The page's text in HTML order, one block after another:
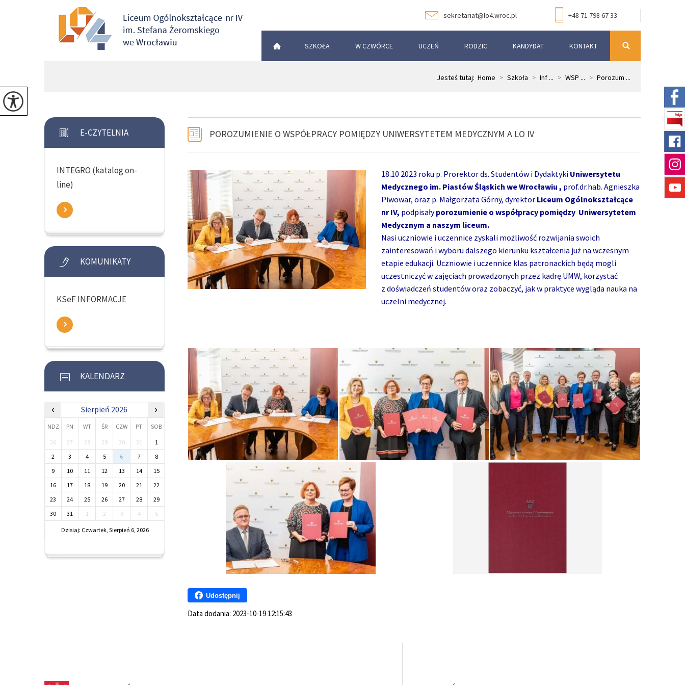
sekretariat@lo4.wroc.pl +48 71 798 67 33
SZKOŁA W CZWÓRCE UCZEŃ RODZIC KANDYDAT KONTAKT
Jesteś tutaj: Home > Szkoła > Inf ... > WSP ... > Porozum ...
POROZUMIENIE O WSPÓŁPRACY POMIĘDZY UNIWERSYTETEM MEDYCZNYM A LO IV
18.10 2023 roku p. Prorektor ds. Studentów i DydaktykiUniwersytetu
Medycznego im. Piastów Śląskich we Wrocławiu , prof.dr.hab. Agnieszka
Piwowar, oraz p. Małgorzata Górny, dyrektorLiceum Ogólnokształcące
nr IV, podpisałyporozumienie o współpracy pomiędzy Uniwersytetem
Medycznym a naszym liceum.
Nasi uczniowie i uczennice zyskali możliwość rozwijania swoich
zainteresowań i wyboru dalszego kierunku kształcenia już na wczesnym
etapie edukacji. Uczniowie i uczennice klas patronackich będą mogli
uczestniczyć w zajęciach prowadzonych przez kadrę UMW, korzystać
z doświadczeń studentów oraz zobaczyć, jak w praktyce wygląda nauka na
uczelni medycznej.
Udostępnij
Data dodania: 2023-10-19 12:15:43
E-CZYTELNIA
INTEGRO (katalog on-
line)
KOMUNIKATY
KSeF INFORMACJE
KALENDARZ
‹ Sierpień 2026 ›
NDZ PN WT ŚR CZW PT SOB
26 27 28 29 30 31
1
2
3 4 5 6 7
8
9
10 11 12 13 14
15
16
17 18 19 20 21
22
23
24 25 26 27 28
29
30
31 1 2 3 4 5
Dzisiaj: Czwartek, Sierpień 6, 2026